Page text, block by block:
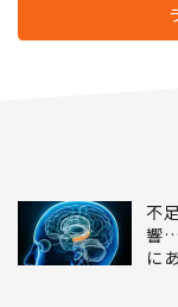
不
響
に